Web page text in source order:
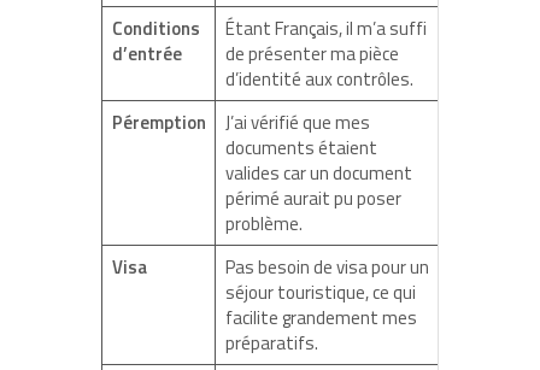
Conditions
d’entrée
Étant Français, il m’a suffi
de présenter ma pièce
d’identité aux contrôles.
Péremption
J’ai vérifié que mes
documents étaient
valides car un document
périmé aurait pu poser
problème.
Visa
Pas besoin de visa pour un
séjour touristique, ce qui
facilite grandement mes
préparatifs.